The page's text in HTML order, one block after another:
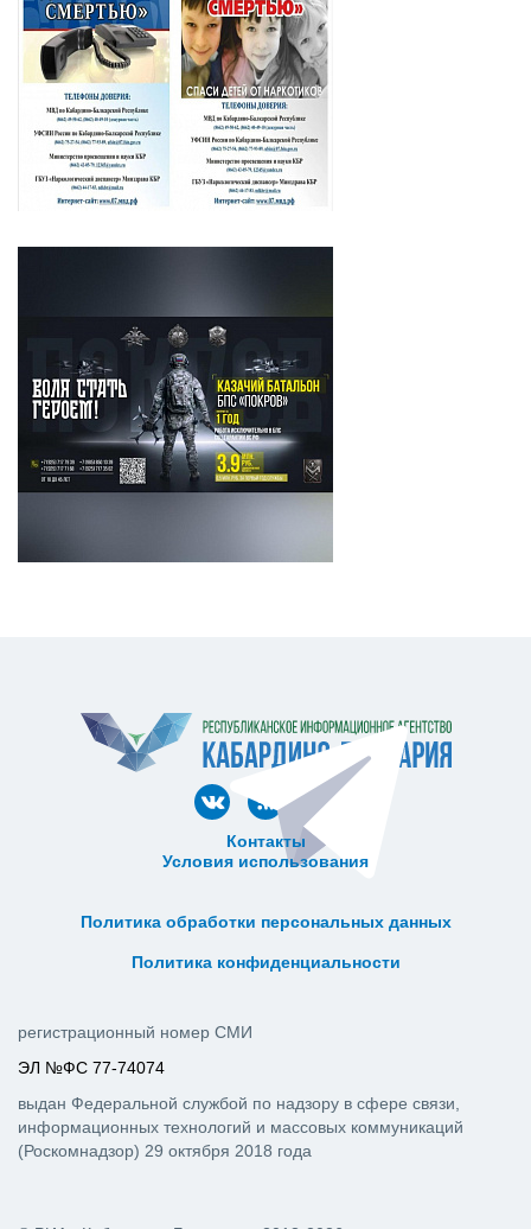
Контакты
Условия использования
Политика обработки персональных данных
Политика конфиденциальности
регистрационный номер СМИ
ЭЛ №ФС 77-74074
выдан Федеральной службой по надзору в сфере связи,
информационных технологий и массовых коммуникаций
(Роскомнадзор) 29 октября 2018 года